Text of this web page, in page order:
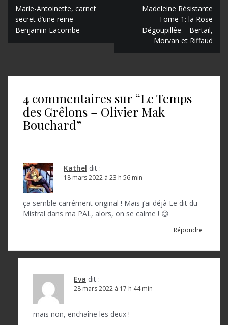
N
v
g
a
Marie-Antoinette, carnet
secret d’une reine –
Benjamin Lacombe
Madeleine Résistante
Tome 1: la Rose
Dégoupillée – Bertail,
Morvan et Riffaud
4 commentaires sur “Le Temps
des Grêlons – Olivier Mak
Bouchard”
Kathel dit :
18 mars 2022 à 23 h 56 min
ça semble carrément original ! Mais j’ai déjà Le dit du
Mistral dans ma PAL, alors, on se calme ! 😉
Répondre
Eva dit :
28 mars 2022 à 17 h 44 min
mais non, enchaîne les deux !